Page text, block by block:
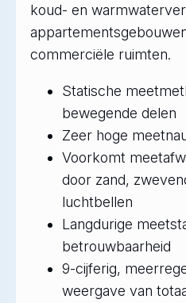
koud- en
commerciële ruimten.
Statische
bewegende delen
Zeer hoge
Voorkomt
door zand,
luchtbellen
Langdurige
betrouwbaarheid
9-cijferig,
weergave van